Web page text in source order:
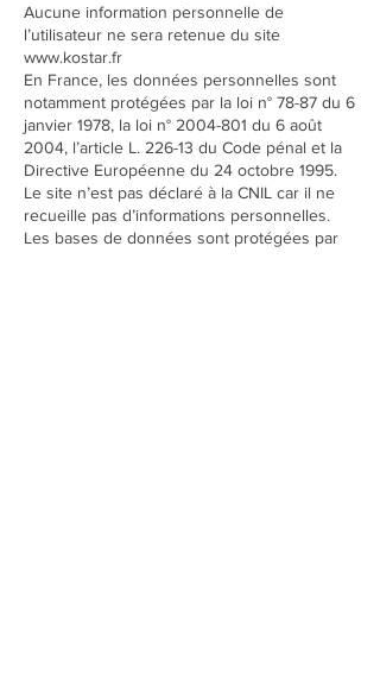
Aucune information personnelle de
l’utilisateur ne sera retenue du site
www.kostar.fr
En France, les données personnelles sont
notamment protégées par la loi n° 78-87 du 6
janvier 1978, la loi n° 2004-801 du 6 août
2004, l’article L. 226-13 du Code pénal et la
Directive Européenne du 24 octobre 1995.
Le site n’est pas déclaré à la CNIL car il ne
recueille pas d’informations personnelles.
Les bases de données sont protégées par